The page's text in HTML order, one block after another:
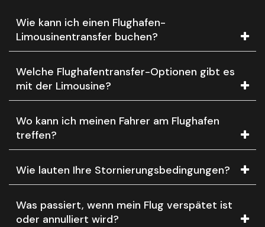
Wie kann ich einen Flughafen-
Limousinentransfer buchen?
Welche Flughafentransfer-Optionen gibt es
mit der Limousine?
Wo kann ich meinen Fahrer am Flughafen
treffen?
Wie lauten Ihre Stornierungsbedingungen?
Was passiert, wenn mein Flug verspätet ist
oder annulliert wird?